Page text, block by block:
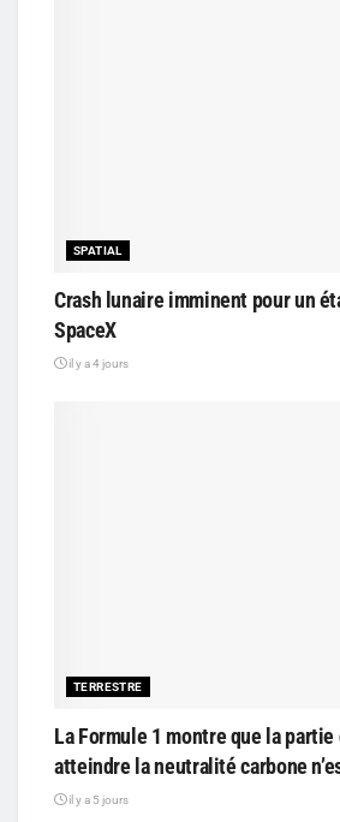
SPATIAL
Crash lunaire imminent pour un
SpaceX
il y a 4 jours
TERRESTRE
La Formule 1 montre que la
atteindre la neutralité carbone
il y a 5 jours